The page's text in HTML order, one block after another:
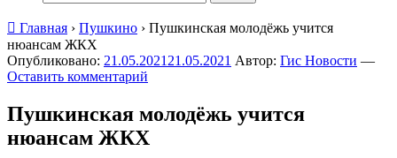
Главная › Пушкино › Пушкинская молодёжь учится
нюансам ЖКХ
Опубликовано: 21.05.2021 21.05.2021 Автор: Гис Новости —
Оставить комментарий
Пушкинская молодёжь учится
нюансам ЖКХ